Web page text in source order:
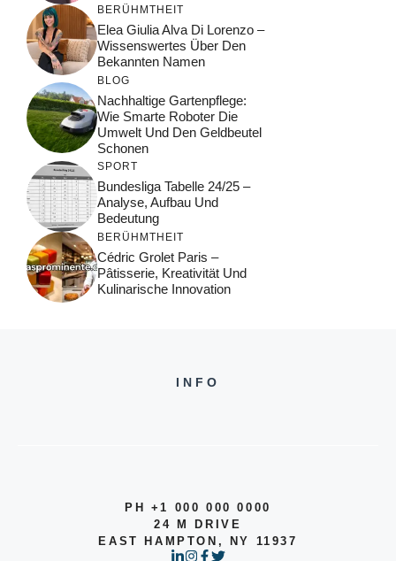
BERÜHMTHEIT
Elea Giulia Alva Di Lorenzo –
Wissenswertes Über Den
Bekannten Namen
BLOG
Nachhaltige Gartenpflege:
Wie Smarte Roboter Die
Umwelt Und Den Geldbeutel
Schonen
SPORT
Bundesliga Tabelle 24/25 –
Analyse, Aufbau Und
Bedeutung
BERÜHMTHEIT
Cédric Grolet Paris –
Pâtisserie, Kreativität Und
Kulinarische Innovation
INFO
PH +1 000 000 0000
24 M DRIVE
EAST HAMPTON, NY 11937